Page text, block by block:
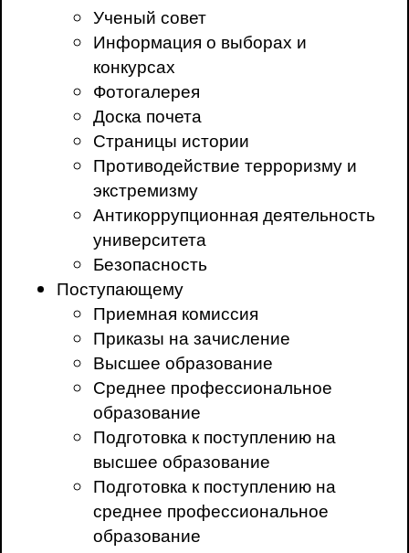
Ученый совет
Информация о выборах и
конкурсах
Фотогалерея
Доска почета
Страницы истории
Противодействие терроризму и
экстремизму
Антикоррупционная деятельность
университета
Безопасность
Поступающему
Приемная комиссия
Приказы на зачисление
Высшее образование
Среднее профессиональное
образование
Подготовка к поступлению на
высшее образование
Подготовка к поступлению на
среднее профессиональное
образование